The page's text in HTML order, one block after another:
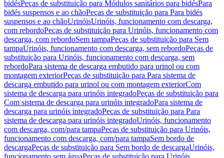
bidésPeças de substituição para Módulos sanitários para bidésPara
bidés suspensos e ao chãoPeças de substituição para Para bidés
suspensos e ao chãoUrinóisUrinóis, funcionamento com descarga,
com rebordoPeças de substituição para Urinóis, funcionamento com
descarga, com rebordoSem tampaPeças de substituição para Sem
tampaUrinóis, funcionamento com descarga, sem rebordoPeças de
substituição para Urinóis, funcionamento com descarga, sem
rebordoPara sistema de descarga embutido para urinol ou com
montagem exteriorPeças de substituição para Para sistema de
descarga embutido para urinol ou com montagem exteriorCom
sistema de descarga para urinóis integradoPeças de substituição para
Com sistema de descarga para urinóis integradoPara sistema de
descarga para urinóis integradoPeças de substituição para Para
sistema de descarga para urinóis integradoUrinóis, funcionamento
com descarga, com/para tampaPeças de substituição para Urinóis,
funcionamento com descarga, com/para tampaSem bordo de
descargaPeças de substituição para Sem bordo de descargaUrinóis,
funcionamento sem águaPeças de substituição para Urinóis,